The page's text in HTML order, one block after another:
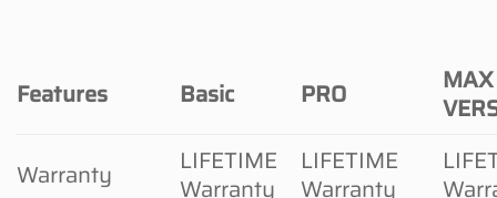
Features Basic PRO
MAX
Warranty
LIFETIME
Warranty
LIFETIME
Warranty